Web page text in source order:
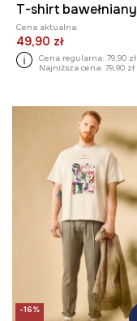
Cena aktualna:
49,90 zł
Cena regularna: 79,90 zł
Najniższa cena: 79,90 zł
-16%